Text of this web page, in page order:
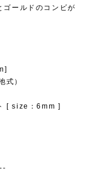
ゴールドのコンビが
式）
[ size：6mm ]